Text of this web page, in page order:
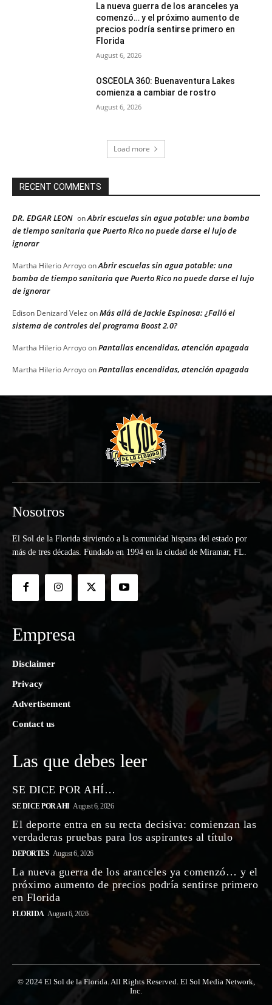
La nueva guerra de los aranceles ya
comenzó… y el próximo aumento de
precios podría sentirse primero en
Florida
August 6, 2026
OSCEOLA 360: Buenaventura Lakes
comienza a cambiar de rostro
August 6, 2026
Load more
RECENT COMMENTS
DR. EDGAR LEON onAbrir escuelas sin agua potable: una bomba
de tiempo sanitaria que Puerto Rico no puede darse el lujo de
ignorar
Martha Hilerio ArroyoonAbrir escuelas sin agua potable: una
bomba de tiempo sanitaria que Puerto Rico no puede darse el lujo
de ignorar
Edison Denizard Velez onMás allá de Jackie Espinosa: ¿Falló el
sistema de controles del programa Boost 2.0?
Martha Hilerio ArroyoonPantallas encendidas, atención apagada
Martha Hilerio ArroyoonPantallas encendidas, atención apagada
Nosotros
El Sol de la Florida sirviendo a la comunidad hispana del estado por
más de tres décadas. Fundado en 1994 en la ciudad de Miramar, FL.
Empresa
Disclaimer
Privacy
Advertisement
Contact us
Las que debes leer
SE DICE POR AHÍ…
SE DICE POR AHI August 6, 2026
El deporte entra en su recta decisiva: comienzan las
verdaderas pruebas para los aspirantes al título
DEPORTES August 6, 2026
La nueva guerra de los aranceles ya comenzó… y el
próximo aumento de precios podría sentirse primero
en Florida
FLORIDA August 6, 2026
© 2024 El Sol de la Florida. All Rights Reserved. El Sol Media Network,
Inc.